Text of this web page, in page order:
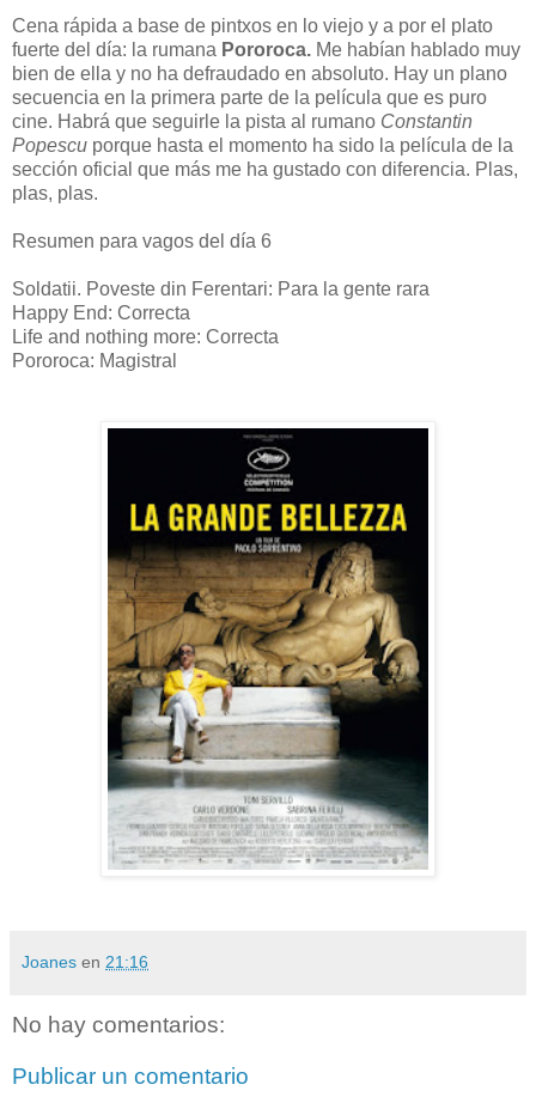
Cena rápida a base de pintxos en lo viejo y a por el plato
fuerte del día: la rumana Pororoca. Me habían hablado muy
bien de ella y no ha defraudado en absoluto. Hay un plano
secuencia en la primera parte de la película que es puro
cine. Habrá que seguirle la pista al rumano Constantin
Popescu porque hasta el momento ha sido la película de la
sección oficial que más me ha gustado con diferencia. Plas,
plas, plas.
Resumen para vagos del día 6
Soldatii. Poveste din Ferentari: Para la gente rara
Happy End: Correcta
Life and nothing more: Correcta
Pororoca: Magistral
Joanes en 21:16
No hay comentarios:
Publicar un comentario